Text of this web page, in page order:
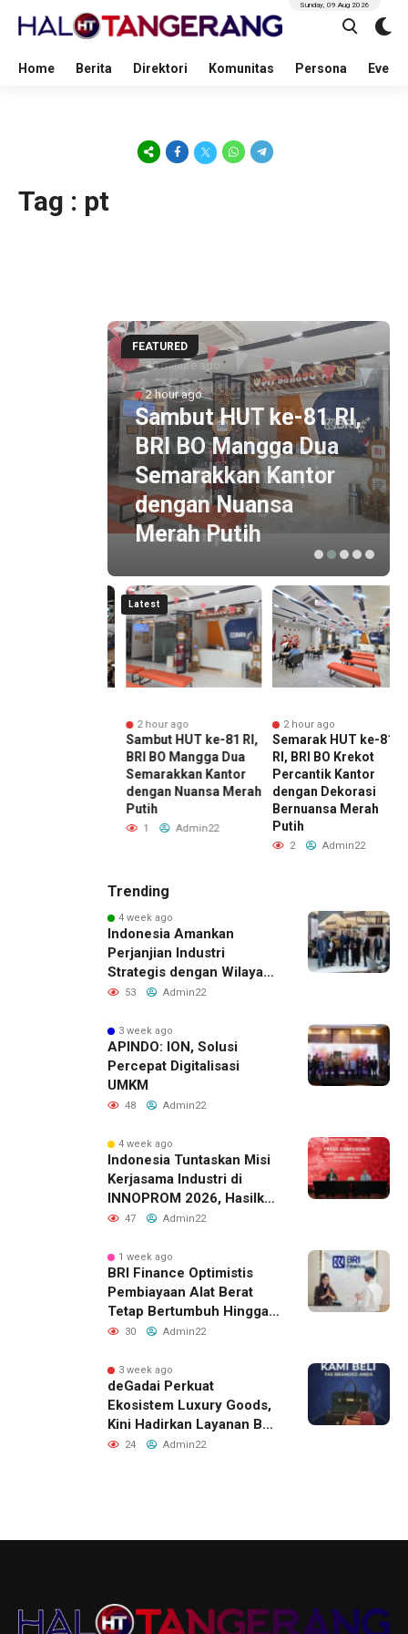
Home Berita Direktori Komunitas Persona Event
Sunday, 09 Aug 2026
Tag : pt
FEATURED
39 minute ago
4.758 Lulusan
Dikukuhkan, BINUS
University Dorong
Lahirnya Pemimpin
Inovatif yang
Berdampak
2 hour ago
Sambut HUT ke-81 RI,
BRI BO Mangga Dua
Semarakkan Kantor
dengan Nuansa
Merah Putih
Latest
2 hour ago
Sambut HUT ke-81 RI,
BRI BO Mangga Dua
Semarakkan Kantor
dengan Nuansa Merah
Putih
1 Admin22
2 hour ago
Semarak HUT ke-81
RI, BRI BO Krekot
Percantik Kantor
dengan Dekorasi
Bernuansa Merah
Putih
2 Admin22
Trending
4 week ago
Indonesia Amankan
Perjanjian Industri
Strategis dengan Wilayah
Sverdlovsk, Rusia untuk
53 Admin22
3 week ago
APINDO: ION, Solusi
Percepat Digitalisasi
UMKM
48 Admin22
4 week ago
Indonesia Tuntaskan Misi
Kerjasama Industri di
INNOPROM 2026, Hasilkan
Belasan Kerja Sama
47 Admin22
1 week ago
BRI Finance Optimistis
Pembiayaan Alat Berat
Tetap Bertumbuh Hingga
Akhir 2026
30 Admin22
3 week ago
deGadai Perkuat
Ekosistem Luxury Goods,
Kini Hadirkan Layanan Beli
Tas, Titip Jual, dan Gadai
24 Admin22